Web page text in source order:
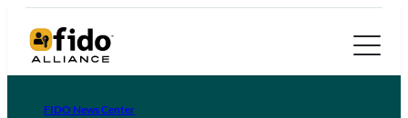
FIDO News Center